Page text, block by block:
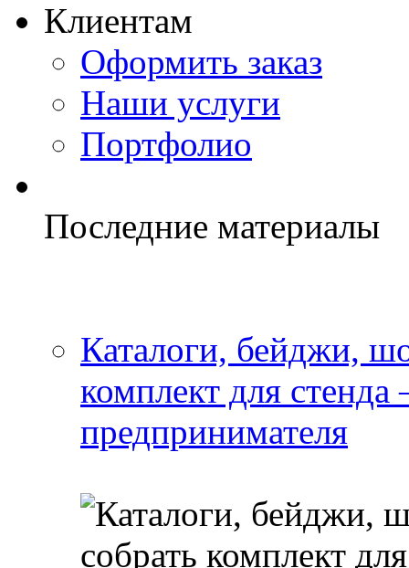
Клиентам
Оформить заказ
Наши услуги
Портфолио
Последние материалы
Каталоги, бейджи,
комплект для
предпринимателя